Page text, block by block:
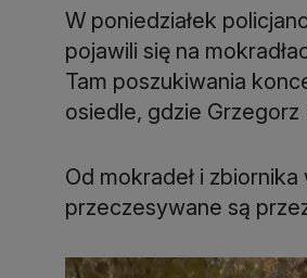
W poniedziałek
pojawili się na
Tam poszukiwania
osiedle, gdzie Grzegorz
Od mokradeł i
przeczesywane są